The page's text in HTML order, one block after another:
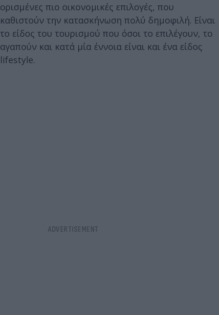
ορισμένες πιο οικονομικές επιλογές, που
καθιστούν την κατασκήνωση πολύ δημοφιλή. Είναι
το είδος του τουρισμού που όσοι το επιλέγουν, το
αγαπούν και κατά μία έννοια είναι και ένα είδος
lifestyle.